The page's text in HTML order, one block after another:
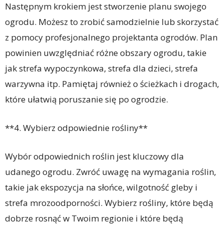
Następnym krokiem jest stworzenie planu swojego
ogrodu. Możesz to zrobić samodzielnie lub skorzystać
z pomocy profesjonalnego projektanta ogrodów. Plan
powinien uwzględniać różne obszary ogrodu, takie
jak strefa wypoczynkowa, strefa dla dzieci, strefa
warzywna itp. Pamiętaj również o ścieżkach i drogach,
które ułatwią poruszanie się po ogrodzie.
**4. Wybierz odpowiednie rośliny**
Wybór odpowiednich roślin jest kluczowy dla
udanego ogrodu. Zwróć uwagę na wymagania roślin,
takie jak ekspozycja na słońce, wilgotność gleby i
strefa mrozoodporności. Wybierz rośliny, które będą
dobrze rosnąć w Twoim regionie i które będą